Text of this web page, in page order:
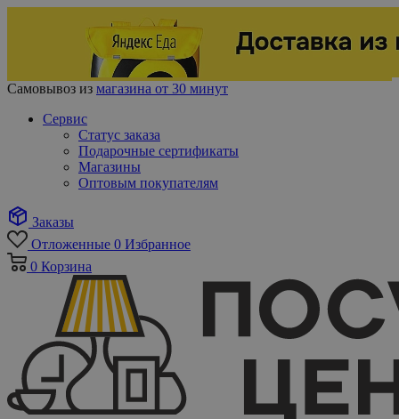
Самовывоз из магазина от 30 минут
Сервис
Статус заказа
Подарочные сертификаты
Магазины
Оптовым покупателям
Заказы
Отложенные 0 Избранное
0 Корзина